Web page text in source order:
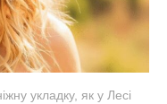
укладку, як у Лесі